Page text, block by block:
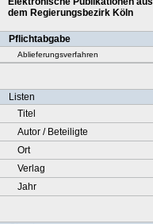
dem Regierungsbezirk Köln
Pflichtabgabe
Ablieferungsverfahren
Listen
Titel
Autor / Beteiligte
Ort
Verlag
Jahr